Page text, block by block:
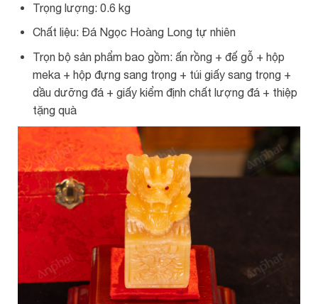
Trọng lượng: 0.6 kg
Chất liệu: Đá Ngọc Hoàng Long tự nhiên
Trọn bộ sản phẩm bao gồm: ấn rồng + đế gỗ + hộp
meka + hộp đựng sang trọng + túi giấy sang trọng +
dầu dưỡng đá + giấy kiểm định chất lượng đá + thiệp
tặng quà